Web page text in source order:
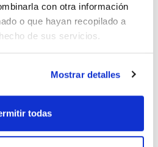
con otra información
o que hayan recopilado a
de sus servicios.
Mostrar detalles
todas
SCHARLAU. con 3
20u. X 24 bolsas.